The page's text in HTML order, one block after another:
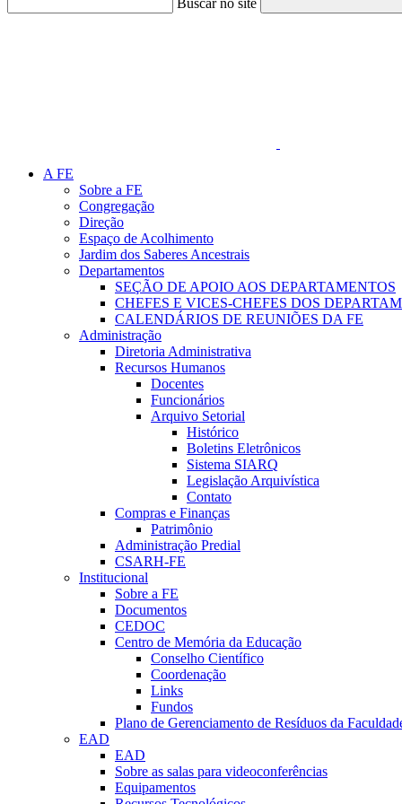
Buscar no site
A FE
Sobre a FE
Congregação
Direção
Espaço de Acolhimento
Jardim dos Saberes Ancestrais
Departamentos
SEÇÃO DE APOIO AOS DEPARTAMENTOS
CHEFES E VICES-CHEFES DOS
CALENDÁRIOS DE REUNIÕES DA FE
Administração
Diretoria Administrativa
Recursos Humanos
Docentes
Funcionários
Arquivo Setorial
Histórico
Boletins Eletrônicos
Sistema SIARQ
Legislação Arquivística
Contato
Compras e Finanças
Patrimônio
Administração Predial
CSARH-FE
Institucional
Sobre a FE
Documentos
CEDOC
Centro de Memória da Educação
Conselho Científico
Coordenação
Links
Fundos
Plano de Gerenciamento de Resíduos da
EAD
EAD
Sobre as salas para videoconferências
Equipamentos